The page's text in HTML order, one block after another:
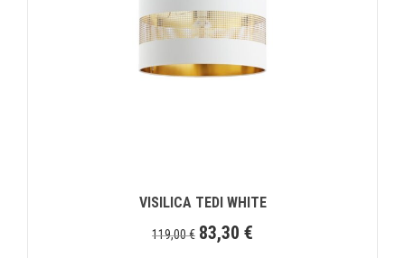
VISILICA TEDI WHITE
119,00€ 83,30 €